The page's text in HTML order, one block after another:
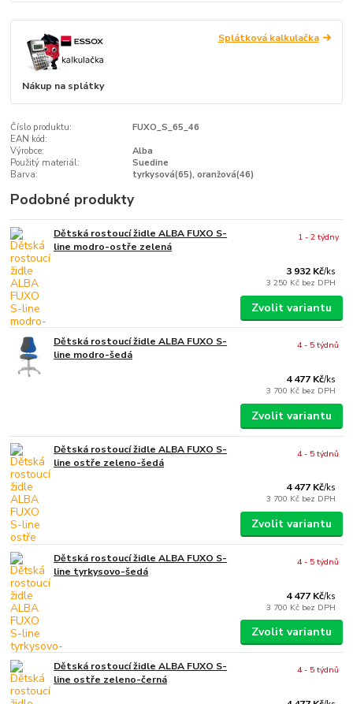
Splátková kalkulačka
Nákup na splátky
Číslo produktu:
FUXO_S_65_46
EAN kód:
Výrobce:
Alba
Použitý materiál:
Suedine
Barva:
tyrkysová(65), oranžová(46)
Podobné produkty
Dětská rostoucí židle ALBA FUXO S-
line modro-ostře zelená
3 932 Kč/ks
3 250 Kč bez DPH
1 - 2 týdny
Zvolit variantu
Dětská rostoucí židle ALBA FUXO S-
line modro-šedá
4 477 Kč/ks
3 700 Kč bez DPH
4 - 5 týdnů
Zvolit variantu
Dětská rostoucí židle ALBA FUXO S-
line ostře zeleno-šedá
4 477 Kč/ks
3 700 Kč bez DPH
4 - 5 týdnů
Zvolit variantu
Dětská rostoucí židle ALBA FUXO S-
line tyrkysovo-šedá
4 477 Kč/ks
3 700 Kč bez DPH
4 - 5 týdnů
Zvolit variantu
Dětská rostoucí židle ALBA FUXO S-
line ostře zeleno-černá
4 - 5 týdnů